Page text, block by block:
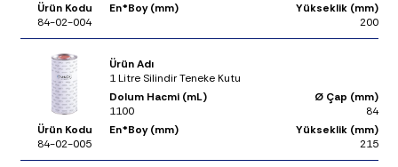
Ürün Kodu
84-02-004
En*Boy (mm)
Yükseklik (mm)
200
Ürün Adı
1 Litre Silindir Teneke Kutu
Dolum Hacmi (mL)
1100
Ø Çap (mm)
84
Ürün Kodu
84-02-005
En*Boy (mm)
Yükseklik (mm)
215